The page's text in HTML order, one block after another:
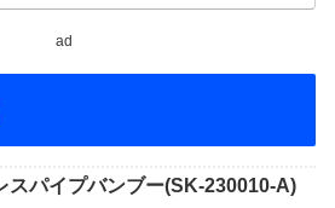
ad
スパイプバンブー(SK-230010-A)